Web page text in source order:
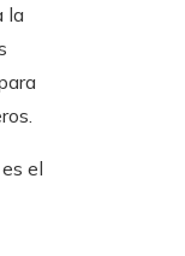
la
el